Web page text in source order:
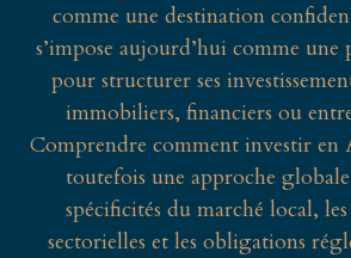
comme une destination
s’impose aujourd’hui comme une
pour structurer ses
immobiliers, financiers ou
Comprendre comment investir en
toutefois une approche
spécificités du marché local,
sectorielles et les obligations